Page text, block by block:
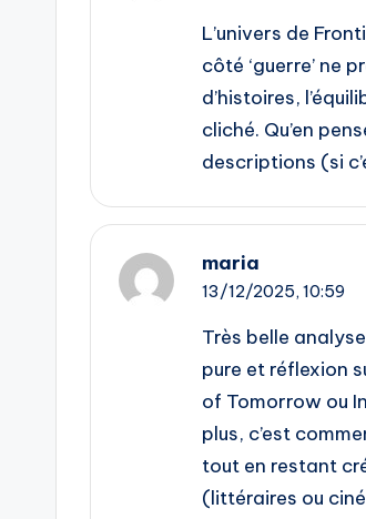
L’univers de
côté ‘guerre’ ne
d’histoires,
cliché. Qu’en
descriptions (si
maria
13/12/2025, 10:59
Très belle
pure et réflexion
of Tomorrow ou
plus, c’est
tout en restant
(littéraires ou